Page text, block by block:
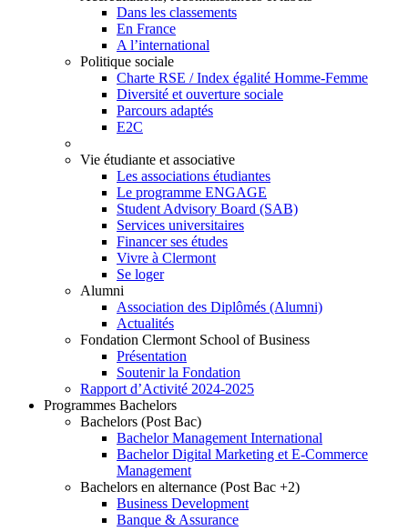
Dans les classements
En France
A l’international
Politique sociale
Charte RSE / Index égalité Homme-Femme
Diversité et ouverture sociale
Parcours adaptés
E2C
Vie étudiante et associative
Les associations étudiantes
Le programme ENGAGE
Student Advisory Board (SAB)
Services universitaires
Financer ses études
Vivre à Clermont
Se loger
Alumni
Association des Diplômés (Alumni)
Actualités
Fondation Clermont School of Business
Présentation
Soutenir la Fondation
Rapport d’Activité 2024-2025
Programmes Bachelors
Bachelors (Post Bac)
Bachelor Management International
Bachelor Digital Marketing et E-Commerce
Management
Bachelors en alternance (Post Bac +2)
Business Development
Banque & Assurance